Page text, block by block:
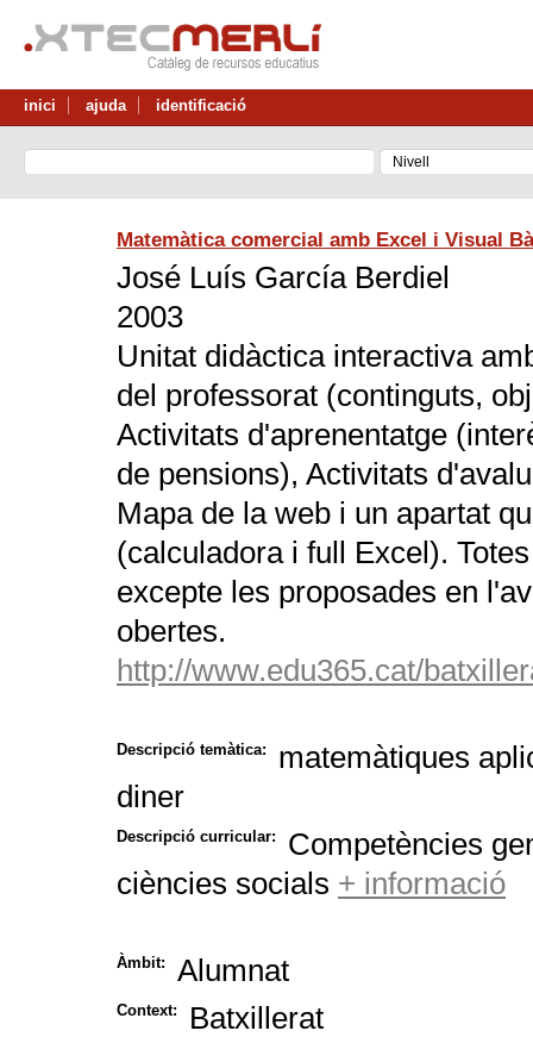
inici ajuda identificació
Matemàtica comercial amb Excel i Visual
José Luís García Berdiel
2003
Unitat didàctica interactiva
del professorat (continguts,
Activitats d'aprenentatge
de pensions), Activitats
Mapa de la web i un apartat
(calculadora i full Excel).
excepte les proposades en
obertes.
http://www.edu365.cat/
Descripció temàtica:
matemàtiques
diner
Descripció curricular:
Competències
ciències socials + informació
Àmbit: Alumnat
Context: Batxillerat